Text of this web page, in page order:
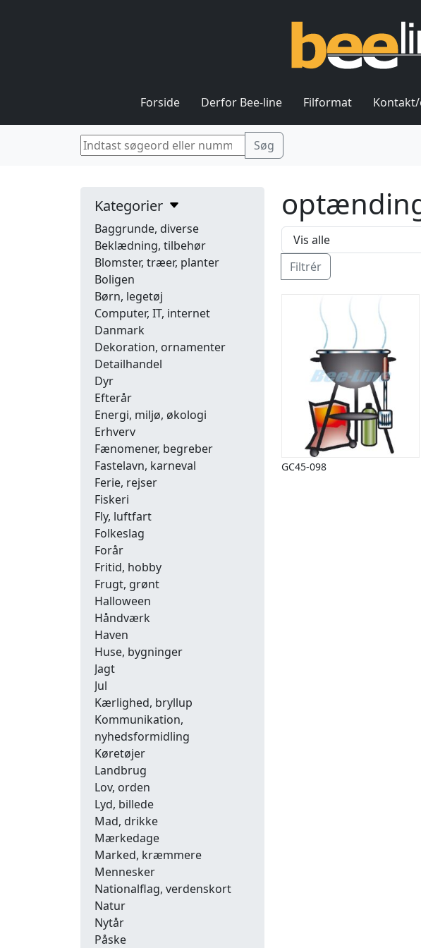
Forside Derfor Bee-line Filformat
Kategorier
Baggrunde, diverse
Beklædning, tilbehør
Blomster, træer, planter
Boligen
Børn, legetøj
Computer, IT, internet
Danmark
Dekoration, ornamenter
Detailhandel
Dyr
Efterår
Energi, miljø, økologi
Erhverv
Fænomener, begreber
Fastelavn, karneval
Ferie, rejser
Fiskeri
Fly, luftfart
Folkeslag
Forår
Fritid, hobby
Frugt, grønt
Halloween
Håndværk
Haven
Huse, bygninger
Jagt
Jul
Kærlighed, bryllup
Kommunikation,
nyhedsformidling
Køretøjer
Landbrug
Lov, orden
Lyd, billede
Mad, drikke
Mærkedage
Marked, kræmmere
Mennesker
Nationalflag, verdenskort
Natur
Nytår
Påske
Filtrér
GC45-098